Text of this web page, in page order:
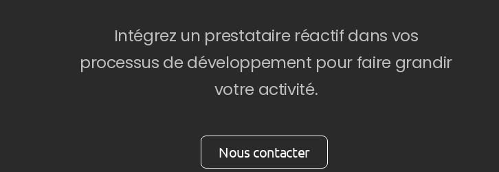
Intégrez un prestataire réactif dans vos
processus de développement pour faire grandir
votre activité.
Nous contacter